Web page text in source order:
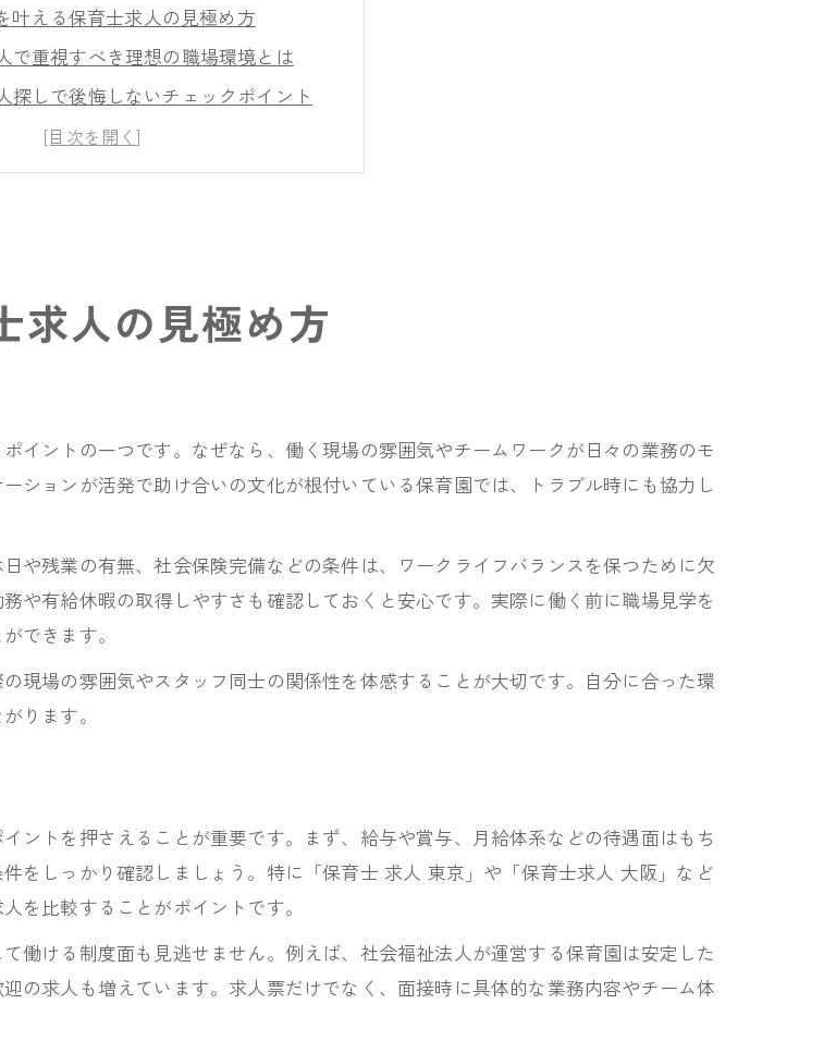
叶える保育士求人の見極め方
で重視すべき理想の職場環境とは
探しで後悔しないチェックポイント
の比較で見える働き方の違いを考察
選びで自分らしい働き方を実現する
選びの基本と自己分析のコツ
(パート)も視野に入れる転職戦略
を目指す保育士が意識したい求人選び
で成長できる環境を見極める方法
とスキルアップ支援制度の重要性
選びで将来のビジョンを描くには
でキャリア形成に役立つ条件とは
ランス重視の保育士求人を探すコツ
(パート)を活用した柔軟な働き方
サイトおすすめ情報で職場比較
の勤務時間と休日制度を確認
保育士求人情報の活用法
情報の見方と活用テクニック
求人の見極め方
イントの一つです。なぜなら、働く現場の雰囲気やチームワークが日々の業務のモ
ションが活発で助け合いの文化が根付いている保育園では、トラブル時にも協力し
や残業の有無、社会保険完備などの条件は、ワークライフバランスを保つために欠
や有給休暇の取得しやすさも確認しておくと安心です。実際に働く前に職場見学を
できます。
現場の雰囲気やスタッフ同士の関係性を体感することが大切です。自分に合った環
ります。
ントを押さえることが重要です。まず、給与や賞与、月給体系などの待遇面はもち
をしっかり確認しましょう。特に「保育士 求人 東京」や「保育士求人 大阪」など
を比較することがポイントです。
働ける制度面も見逃せません。例えば、社会福祉法人が運営する保育園は安定した
の求人も増えています。求人票だけでなく、面接時に具体的な業務内容やチーム体